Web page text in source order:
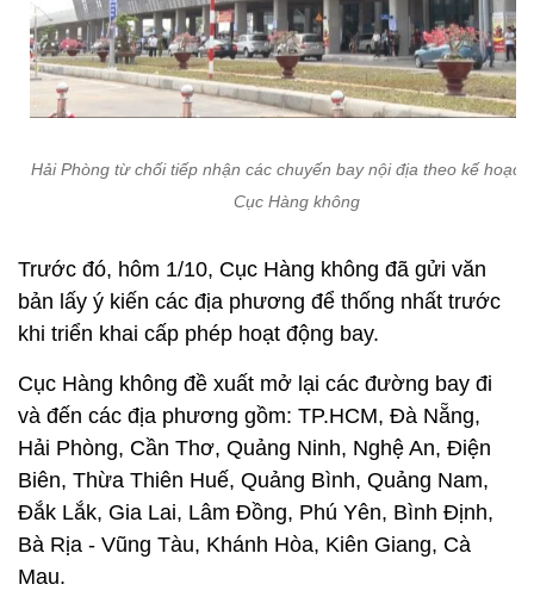
Hải Phòng từ chối tiếp nhận các chuyến bay nội địa theo kế hoạch
Cục Hàng không
Trước đó, hôm 1/10, Cục Hàng không đã gửi văn
bản lấy ý kiến các địa phương để thống nhất trước
khi triển khai cấp phép hoạt động bay.
Cục Hàng không đề xuất mở lại các đường bay đi
và đến các địa phương gồm: TP.HCM, Đà Nẵng,
Hải Phòng, Cần Thơ, Quảng Ninh, Nghệ An, Điện
Biên, Thừa Thiên Huế, Quảng Bình, Quảng Nam,
Đắk Lắk, Gia Lai, Lâm Đồng, Phú Yên, Bình Định,
Bà Rịa - Vũng Tàu, Khánh Hòa, Kiên Giang, Cà
Mau.